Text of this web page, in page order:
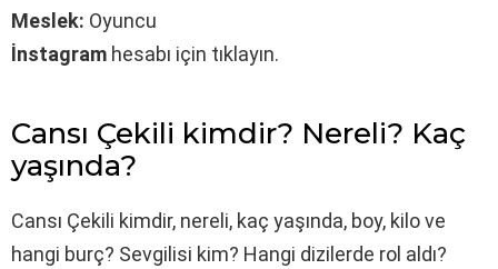
Meslek: Oyuncu
İnstagram hesabı için tıklayın.
Cansı Çekili kimdir? Nereli? Kaç
yaşında?
Cansı Çekili kimdir, nereli, kaç yaşında, boy, kilo ve
hangi burç? Sevgilisi kim? Hangi dizilerde rol aldı?